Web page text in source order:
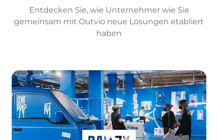
Entdecken Sie, wie Unternehmer wie Sie
gemeinsam mit Outvio neue Lösungen etabliert
haben